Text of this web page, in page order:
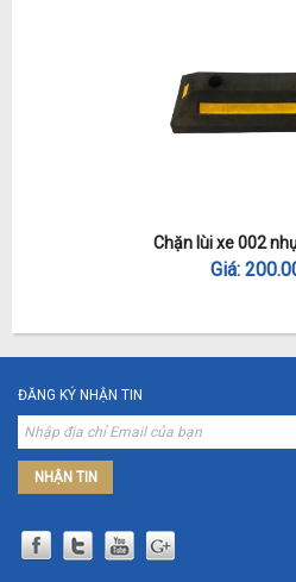
Chặn lùi xe 002
Giá:
ĐĂNG KÝ NHẬN TIN
NHẬN TIN